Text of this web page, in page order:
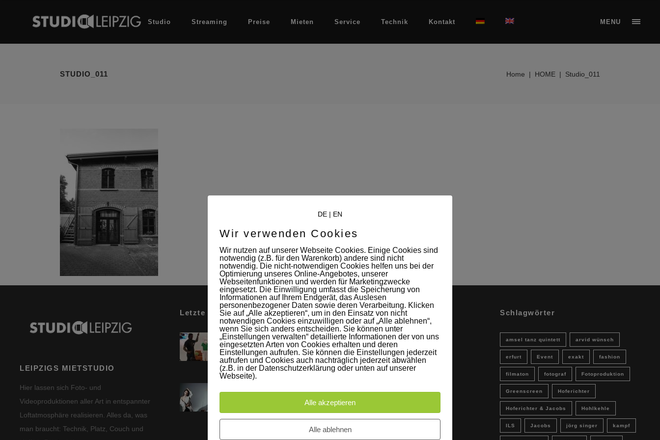
Studio Streaming Preise Mieten Service Technik Kontakt MENU
STUDIO_011 Home | HOME | Studio_011
LEIPZIGS MIETSTUDIO
Hier lassen sich Foto- und
Videoproduktionen aller Art in entspannter
Loftatmosphäre realisieren. Alles da, was
man braucht: Technik, Platz, Couch und
Letzte Beiträge
60 Jahre WG UNITAS eG
[Scholz & Heinz]
9. Oktober 2017
Instagram Schlagwörter
amsel tanz quintett arvid wünsch
erfurt Event exakt fashion
filmaton fotograf Fotoproduktion
Greenscreen Hoferichter
Hoferichter & Jacobs Hohlkehle
ILS Jacobs jörg singer kampf
DE | EN
Wir verwenden Cookies
Wir nutzen auf unserer Webseite Cookies. Einige Cookies sind
notwendig (z.B. für den Warenkorb) andere sind nicht
notwendig. Die nicht-notwendigen Cookies helfen uns bei der
Optimierung unseres Online-Angebotes, unserer
Webseitenfunktionen und werden für Marketingzwecke
eingesetzt. Die Einwilligung umfasst die Speicherung von
Informationen auf Ihrem Endgerät, das Auslesen
personenbezogener Daten sowie deren Verarbeitung. Klicken
Sie auf „Alle akzeptieren“, um in den Einsatz von nicht
notwendigen Cookies einzuwilligen oder auf „Alle ablehnen“,
wenn Sie sich anders entscheiden. Sie können unter
„Einstellungen verwalten“ detaillierte Informationen der von uns
eingesetzten Arten von Cookies erhalten und deren
Einstellungen aufrufen. Sie können die Einstellungen jederzeit
aufrufen und Cookies auch nachträglich jederzeit abwählen
(z.B. in der Datenschutzerklärung oder unten auf unserer
Webseite).
Alle akzeptieren
Alle ablehnen